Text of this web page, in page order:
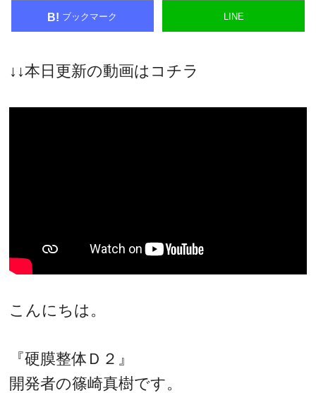
B! ブックマーク LINE
↓↓本日更新の動画はコチラ
こんにちは。
『硬膜整体Ｄ２』
開発者の篠崎真樹です。